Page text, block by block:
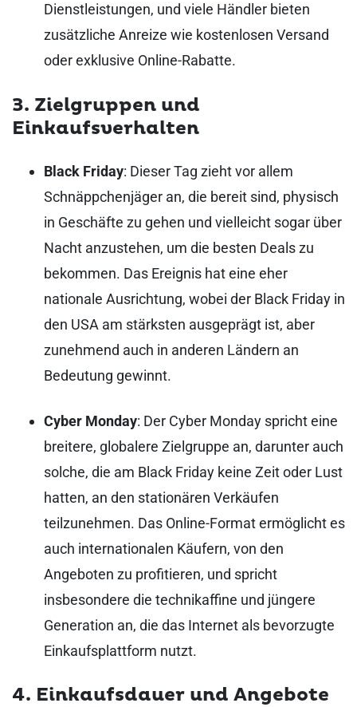
Dienstleistungen, und viele Händler bieten
zusätzliche Anreize wie kostenlosen Versand
oder exklusive Online-Rabatte.
3. Zielgruppen und
Einkaufsverhalten
Black Friday: Dieser Tag zieht vor allem
Schnäppchenjäger an, die bereit sind, physisch
in Geschäfte zu gehen und vielleicht sogar über
Nacht anzustehen, um die besten Deals zu
bekommen. Das Ereignis hat eine eher
nationale Ausrichtung, wobei der Black Friday in
den USA am stärksten ausgeprägt ist, aber
zunehmend auch in anderen Ländern an
Bedeutung gewinnt.
Cyber Monday: Der Cyber Monday spricht eine
breitere, globalere Zielgruppe an, darunter auch
solche, die am Black Friday keine Zeit oder Lust
hatten, an den stationären Verkäufen
teilzunehmen. Das Online-Format ermöglicht es
auch internationalen Käufern, von den
Angeboten zu profitieren, und spricht
insbesondere die technikaffine und jüngere
Generation an, die das Internet als bevorzugte
Einkaufsplattform nutzt.
4. Einkaufsdauer und Angebote